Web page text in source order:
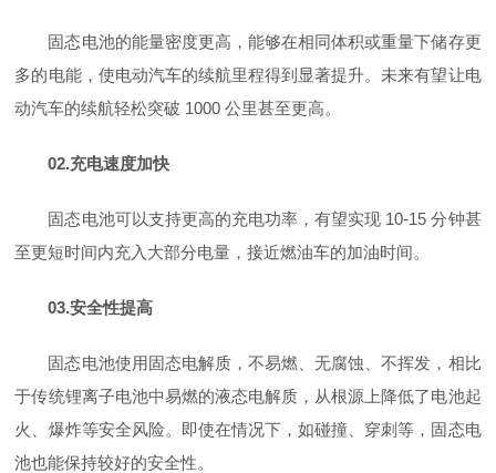
固态电池的能量密度更高，能够在相同体积或重量下储存更
多的电能，使电动汽车的续航里程得到显著提升。未来有望让电
动汽车的续航轻松突破 1000 公里甚至更高。
02.充电速度加快
固态电池可以支持更高的充电功率，有望实现 10-15 分钟甚
至更短时间内充入大部分电量，接近燃油车的加油时间。
03.安全性提高
固态电池使用固态电解质，不易燃、无腐蚀、不挥发，相比
于传统锂离子电池中易燃的液态电解质，从根源上降低了电池起
火、爆炸等安全风险。即使在情况下，如碰撞、穿刺等，固态电
池也能保持较好的安全性。